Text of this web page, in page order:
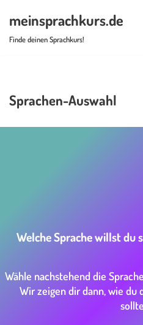
meinsprachkurs.de
Finde deinen Sprachkurs!
Sprachen-Auswahl
Welche Sprache willst du
Wähle nachstehend die
Wir zeigen dir dann, wie du